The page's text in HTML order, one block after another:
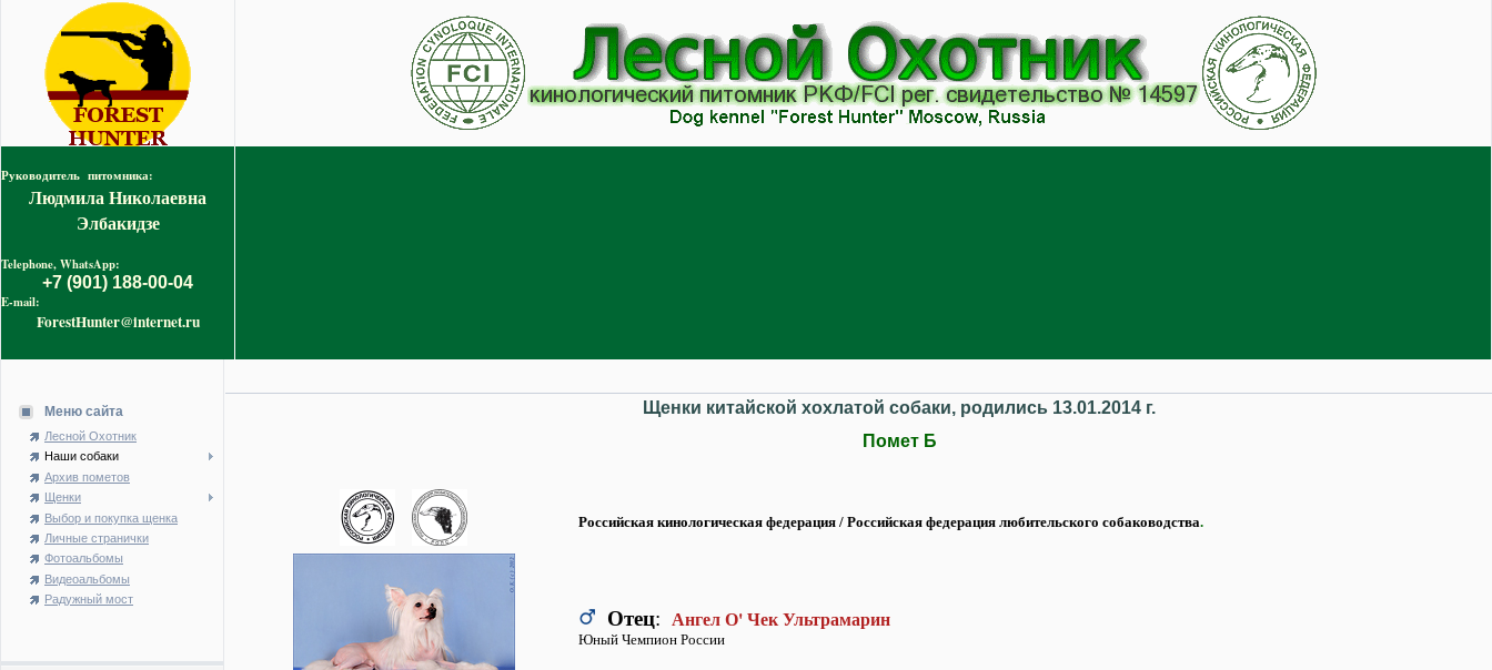
Руководитель питомника:
Людмила Николаевна
Элбакидзе
Telephone, WhatsApp:
+7 (901) 188-00-04
E-mail:
ForestHunter@internet.ru
Меню сайта
Лесной Охотник
Наши собаки
Архив пометов
Щенки
Выбор и покупка щенка
Личные странички
Фотоальбомы
Видеоальбомы
Радужный мост
Щенки китайской хохлатой собаки, родились 13.01.2014 г.
Помет Б
Российская кинологическая федерация / Российская федерация любительского собаководства.
Отец: Ангел О' Чек Ультрамарин
Юный Чемпион России